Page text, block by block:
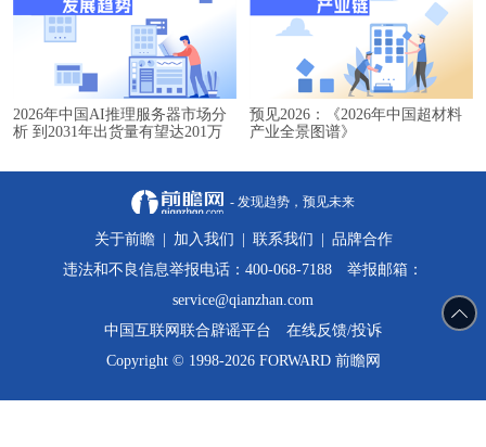
2026年中国AI推理服务器市场分
析 到2031年出货量有望达201万
预见2026：《2026年中国超材料
产业全景图谱》
- 发现趋势，预见未来
关于前瞻 加入我们 联系我们
品牌合作
违法和不良信息举报电话：400-068-7188 举报邮箱：
service@qianzhan.com
中国互联网联合辟谣平台
在线反馈/投诉
Copyright © 1998-2026 FORWARD 前瞻网